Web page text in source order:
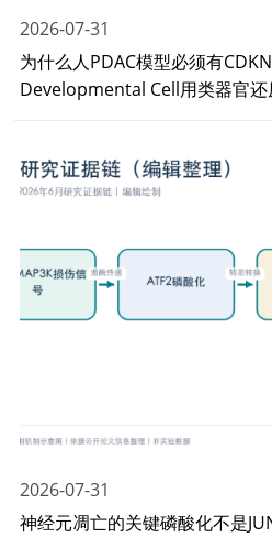
2026-07-31
为什么人PDAC模型必须有
Developmental Cell用类器官还
2026-07-31
神经元凋亡的关键磷酸化不是